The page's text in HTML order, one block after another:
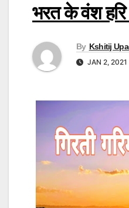
भरत के वंश
By Kshitij
JAN 2, 2021